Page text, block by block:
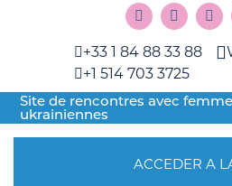
+33 1 84 88 33 88
+1 514 703 3725
Site de rencontres avec
ukrainiennes
ACCEDER A